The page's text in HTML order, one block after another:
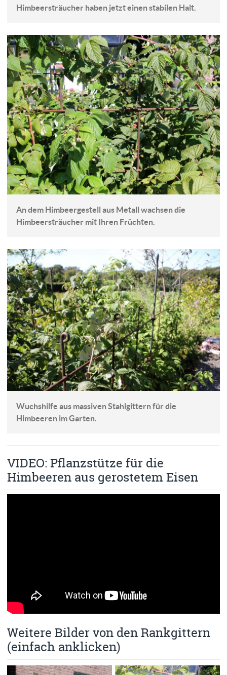
Himbeersträucher haben jetzt einen stabilen Halt.
An dem Himbeergestell aus Metall wachsen die
Himbeersträucher mit Ihren Früchten.
Wuchshilfe aus massiven Stahlgittern für die
Himbeeren im Garten.
VIDEO: Pflanzstütze für die
Himbeeren aus gerostetem Eisen
Weitere Bilder von den Rankgittern
(einfach anklicken)